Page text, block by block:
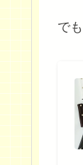
でも